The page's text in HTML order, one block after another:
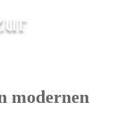
modernen